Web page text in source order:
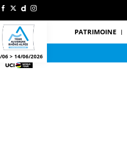
06 > 14/06/2026
PATRIMOINE